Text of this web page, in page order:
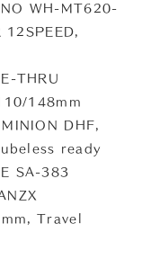
WH-MT620-
THRU
148mm
MINION DHF,
ready
SA-383
Travel